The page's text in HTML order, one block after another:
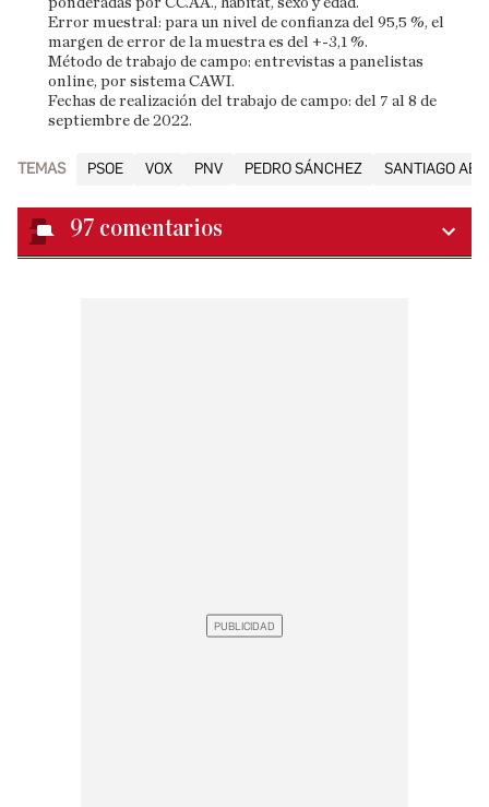
Error muestral: para un nivel de confianza del 95,5 %, el
margen de error de la muestra es del +-3,1 %.
Método de trabajo de campo: entrevistas a panelistas
online, por sistema CAWI.
Fechas de realización del trabajo de campo: del 7 al 8 de
septiembre de 2022.
TEMAS PSOE VOX PNV PEDRO SÁNCHEZ SANTIAGO
97 comentarios